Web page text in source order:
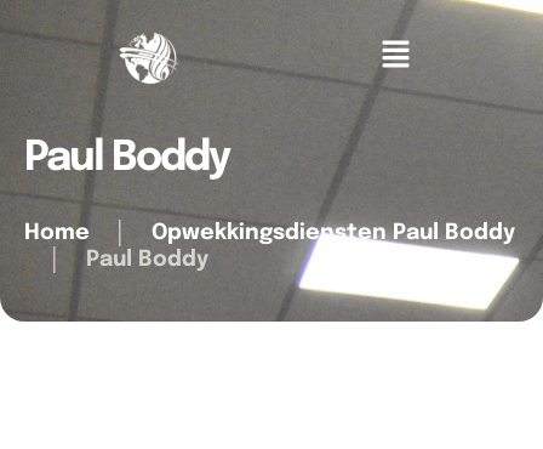
Paul Boddy
Home
Opwekkingsdiensten Paul Boddy
Paul Boddy